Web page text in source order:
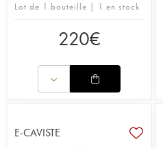
Lot de 1 bouteille | 1 en stock
220€
E-CAVISTE